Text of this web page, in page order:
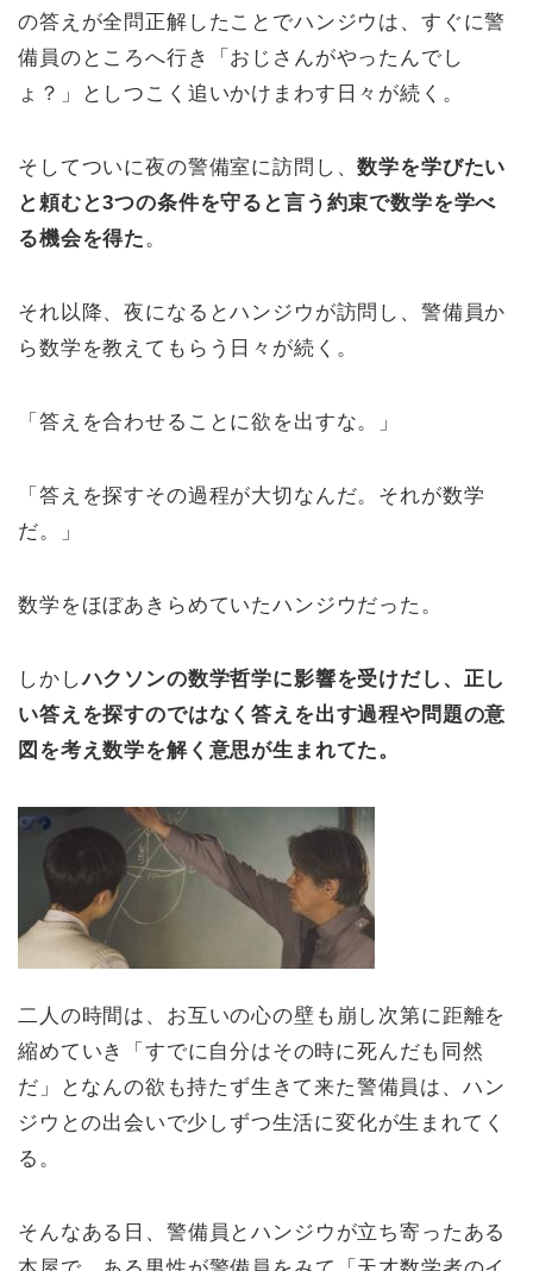
の答えが全問正解したことでハンジウは、すぐに警
備員のところへ行き「おじさんがやったんでし
ょ？」としつこく追いかけまわす日々が続く。
そしてついに夜の警備室に訪問し、数学を学びたい
と頼むと3つの条件を守ると言う約束で数学を学べ
る機会を得た。
それ以降、夜になるとハンジウが訪問し、警備員か
ら数学を教えてもらう日々が続く。
「答えを合わせることに欲を出すな。」
「答えを探すその過程が大切なんだ。それが数学
だ。」
数学をほぼあきらめていたハンジウだった。
しかしハクソンの数学哲学に影響を受けだし、正し
い答えを探すのではなく答えを出す過程や問題の意
図を考え数学を解く意思が生まれてた。
二人の時間は、お互いの心の壁も崩し次第に距離を
縮めていき
「すでに自分はその時に死んだも同然
だ」となんの欲も持たず生きて来た警備員は、ハン
ジウとの出会いで少しずつ生活に変化が生まれてく
る。
そんなある日、警備員とハンジウが立ち寄ったある